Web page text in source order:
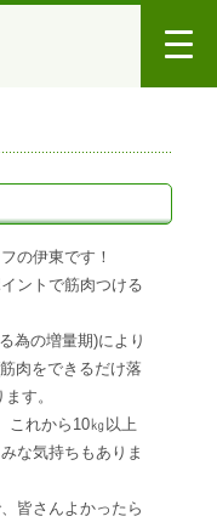
の伊東です！
ントで筋肉つける
為の増量期)により
肉をできるだけ落
す。
これから10㎏以上
な気持ちもありま
皆さんよかったら